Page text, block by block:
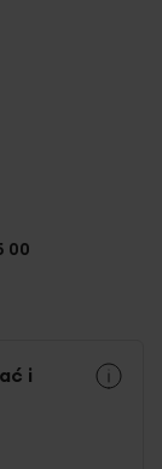
00
i